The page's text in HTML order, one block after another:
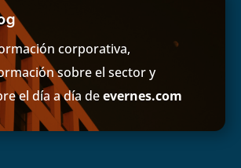
corporativa,
sobre el sector y
el día a día deevernes.com